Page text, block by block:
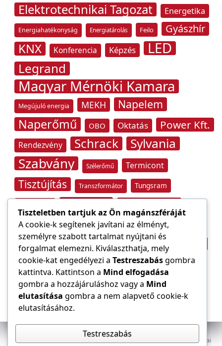
Elektrotechnikai Tagozat Energetika
Energiahatékonyság Energiatárolás Feilo Gyászhír
KNX Konferencia Képzés LED
Legrand
Magyar Mérnöki Kamara
Megújuló energia MEKH Napelem
Naperőmű OBO Oktatás Power Kft.
Rendezvény Schrack Sylvania
Szabvány Szélerőmű Termicont
Tisztújítás Transzformátor Tungsram
Villámvédelem
Világítástechnika Áramfogyasztás
Áramszolgáltató Építőipar átviteli hálózat
Az E-VILLAMOS szaklap a Magyar Mérnöki Kamara Elektrotechnikai
Tiszteletben tartjuk az Ön magánszféráját
A cookie-k segítenek javítani az élményt,
személyre szabott tartalmat nyújtani és
forgalmat elemezni. Kiválaszthatja, mely
cookie-kat engedélyezi a Testreszabásgombra
kattintva. Kattintson a Mind elfogadása
gombra a hozzájáruláshoz vagy a Mind
elutasítása gombra a nem alapvető cookie-k
elutasításához.
Testreszabás